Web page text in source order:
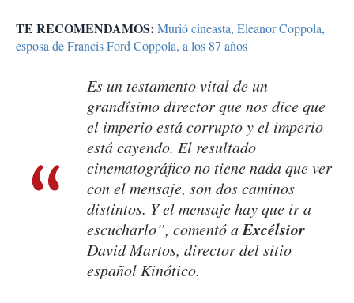
TE RECOMENDAMOS: Murió cineasta, Eleanor Coppola,
esposa de Francis Ford Coppola, a los 87 años
Es un testamento vital de un
grandísimo director que nos dice que
el imperio está corrupto y el imperio
está cayendo. El resultado
cinematográfico no tiene nada que ver
con el mensaje, son dos caminos
distintos. Y el mensaje hay que ir a
escucharlo”, comentó aExcélsior
David Martos, director del sitio
español Kinótico.